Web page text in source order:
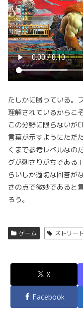
たしかに勝っている。
理解されているからこ
この分野に限らないが
言葉が示すようにただ
くまで参考レベルなの
グが刺さりがちである
らいしか適切な回答が
さの点で微妙であると
ろう。
ゲーム ストリー
X
Facebook